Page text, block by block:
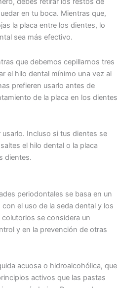
en tu boca. Mientras que,
la placa entre los dientes, lo
sea más efectivo.
que debemos cepillarnos tres
el hilo dental mínimo una vez al
prefieren usarlo antes de
de la placa en los dientes
Incluso si tus dientes se
el hilo dental o la placa
dientes.
periodontales se basa en un
el uso de la seda dental y los
se considera un
y en la prevención de otras
acuosa o hidroalcohólica, que
activos que las pastas